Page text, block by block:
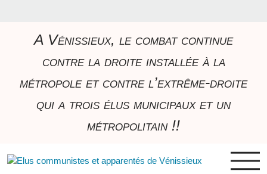
A Vénissieux, le combat continue
contre la droite installée à la
métropole et contre l’extrême-droite
qui a trois élus municipaux et un
métropolitain !!